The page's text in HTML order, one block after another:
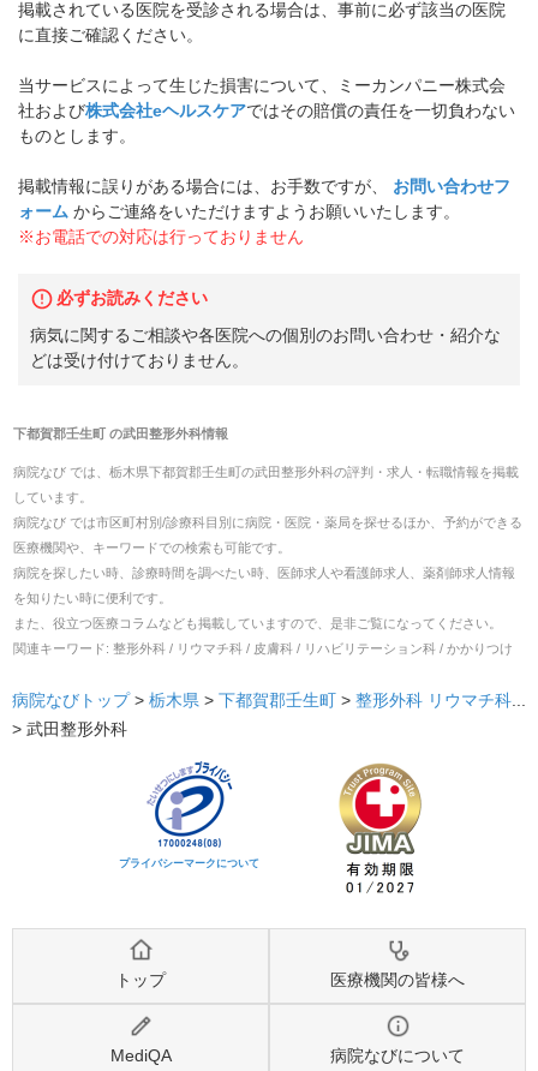
掲載されている医院を受診される場合は、事前に必ず該当の医院
に直接ご確認ください。
当サービスによって生じた損害について、ミーカンパニー株式会
社および株式会社eヘルスケアではその賠償の責任を一切負わない
ものとします。
掲載情報に誤りがある場合には、お手数ですが、
お問い合わせフ
ォーム からご連絡をいただけますようお願いいたします。
※お電話での対応は行っておりません
必ずお読みください
病気に関するご相談や各医院への個別のお問い合わせ・紹介な
どは受け付けておりません。
下都賀郡壬生町の武田整形外科情報
病院なび では、 栃木県下都賀郡壬生町の武田整形外科の評判・求人・転職情報を掲載
しています。
病院なび では市区町村別/診療科目別に病院・医院・薬局を探せるほか、予約ができる
医療機関や、キーワードでの検索も可能です。
病院を探したい時、診療時間を調べたい時、医師求人や看護師求人、薬剤師求人情報
を知りたい時に便利です。
また、役立つ医療コラムなども掲載していますので、是非ご覧になってください。
関連キーワード: 整形外科 / リウマチ科 / 皮膚科 / リハビリテーション科 / かかりつけ
病院なびトップ> 栃木県 > 下都賀郡壬生町 > 整形外科 リウマチ科
> 武田整形外科
プライバシーマークについて
トップ 医療機関の皆様へ
MediQA 病院なびについて